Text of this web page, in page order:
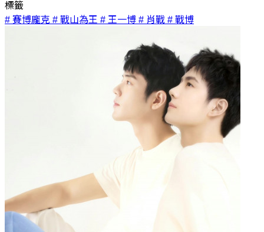
標籤
# 賽博龐克 # 戰山為王 # 王一博 # 肖戰 # 戰博